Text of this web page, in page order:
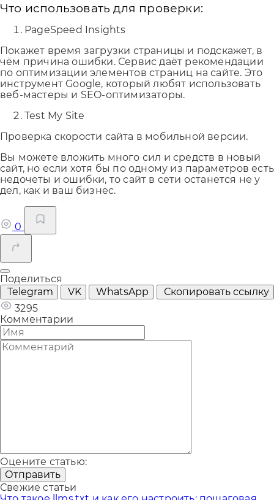
Что использовать для проверки:
PageSpeed Insights
Покажет время загрузки страницы и подскажет, в
чём причина ошибки. Сервис даёт рекомендации
по оптимизации элементов страниц на сайте. Это
инструмент Google, который любят использовать
веб-мастеры и SEO-оптимизаторы.
Test My Site
Проверка скорости сайта в мобильной версии.
Вы можете вложить много сил и средств в новый
сайт, но если хотя бы по одному из параметров есть
недочеты и ошибки, то сайт в сети останется не у
дел, как и ваш бизнес.
0
Поделиться
Telegram
VK WhatsApp
Скопировать ссылку
3295
Комментарии
Оцените статью:
Отправить
Свежие статьи